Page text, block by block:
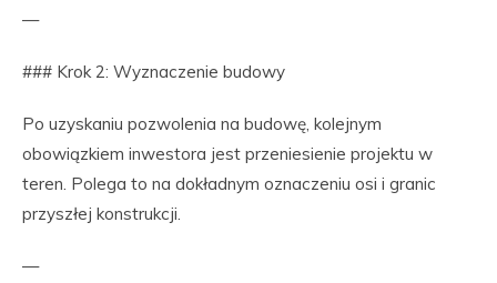
—
### Krok 2: Wyznaczenie budowy
Po uzyskaniu pozwolenia na budowę, kolejnym
obowiązkiem inwestora jest przeniesienie projektu w
teren. Polega to na dokładnym oznaczeniu osi i granic
przyszłej konstrukcji.
—